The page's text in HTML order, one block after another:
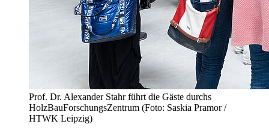
Prof. Dr. Alexander Stahr führt die Gäste durchs
HolzBauForschungsZentrum (Foto: Saskia Pramor /
HTWK Leipzig)